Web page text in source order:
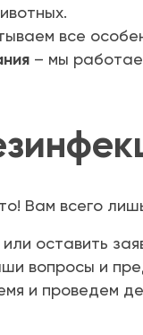
все
– мы
Вам всего
оставить
вопросы и
и проведем